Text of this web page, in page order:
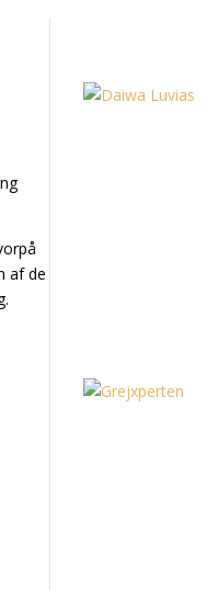
af de